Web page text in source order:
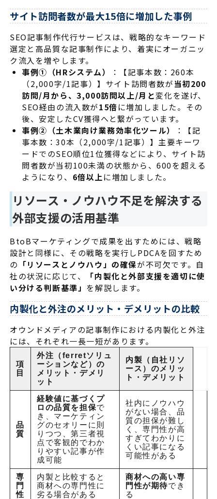
サイト訪問者数が最大15倍に増加した事例
SEO記事制作代行サービスは、戦略的なキーワード
選定と高品質な記事制作により、着実にオーガニッ
ク流入を増やします。
事例①（HRシステム）
：【記事本数：260本
（2,000字/1記事）】サイト訪問者数が 当初200
訪問/月から、3,000訪問以上/月と変化を遂げ、
SEO経由の流入数が15倍に増加しました。その
後、安定したCV獲得へと繋がっています。
事例②（土木業向け業務効率化ツール）
：【記
事本数：30本（2,000字/1記事）】主要キーワ
ードでのSEO順位1位獲得などにより、サイト訪
問者数が当初100未満の状態から、600を超える
ようになり、 6倍以上 に増加しました。
リソース・ノウハウ不足を解決する
外部支援の活用基準
BtoBマーケティングで成果を出すためには、戦略
設計と同様に、その戦略を実行しPDCAを回すため
の 「リソースとノウハウ」の確保が不可欠です。自
社の状況に応じて、
「内製化と外部支援を適切に使
い分ける判断基準」 を解説します。
内製化と外注のメリット・デメリットの比較
オウンドメディアの記事制作における内製化と外注
には、それぞれ一長一短があります。
項
目
外注（ferretソリュ
ーションなど）の
メリット・デメリ
ット
内製（自社リソ
ース）のメリッ
ト・デメリット
品
質
経験値に基づくプ
ロの品質を担保で
き、マーケティン
グのセオリーに則
りつつ、第三者視
点で客観的でわか
りやすい記事が作
成可能
社内にノウハウ
がない場合、品
質の担保が難し
く
、専門性が高
すぎてわかりに
くい記事になる
可能性がある
専
門
性
内製と比較すると
商材への専門性に
劣る場合がある
商材への高い専
門性が期待でき
る